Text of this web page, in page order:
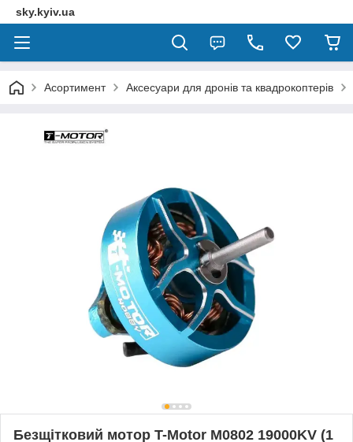
sky.kyiv.ua
Асортимент Аксесуари для дронів та квадрокоптерів
Безщітковий мотор T-Motor M0802 19000KV (1